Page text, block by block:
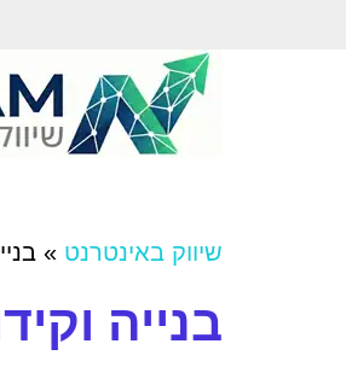
שיווק באינטרנט »
בנייה